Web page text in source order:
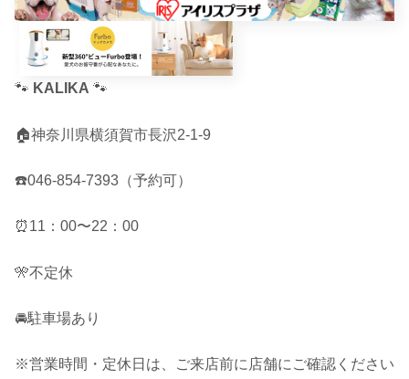
🐾 KALIKA 🐾
🏠神奈川県横須賀市長沢2-1-9
☎️046-854-7393（予約可）
⏰11：00〜22：00
🎌不定休
🚘駐車場あり
※営業時間・定休日は、ご来店前に店舗にご確認ください